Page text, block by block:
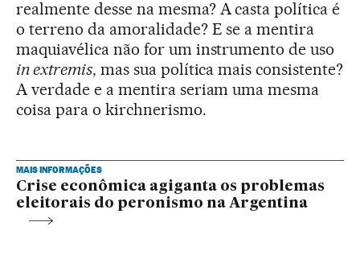
realmente desse na mesma? A casta política é
o terreno da amoralidade? E se a mentira
maquiavélica não for um instrumento de uso
in extremis, mas sua política mais consistente?
A verdade e a mentira seriam uma mesma
coisa para o kirchnerismo.
MAIS INFORMAÇÕES
Crise econômica agiganta os problemas
eleitorais do peronismo na Argentina